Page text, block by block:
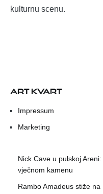
kulturnu scenu.
ART KVART
Impressum
Marketing
Nick Cave u pulskoj
vječnom kamenu
Rambo Amadeus stiže